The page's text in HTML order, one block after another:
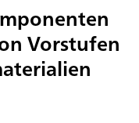
Vorstufen